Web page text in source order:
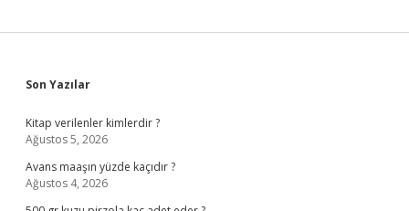
Sidebar
Son Yazılar
Kitap verilenler kimlerdir ?
Ağustos 5, 2026
Avans maaşın yüzde kaçıdır ?
Ağustos 4, 2026